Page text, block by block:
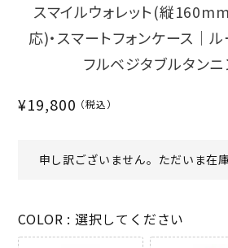
スマイルウォレット(縦
応)・スマートフォンケース｜
フルベジタブルタン
¥19,800
申し訳ございません。ただいま在
COLOR 選択してください